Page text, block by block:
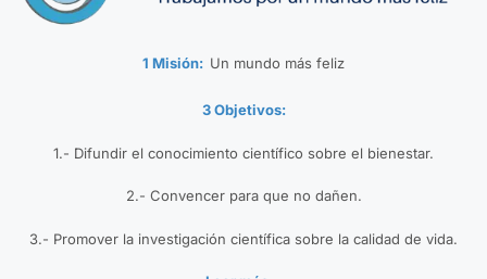
1 Misión: Un mundo más feliz
3 Objetivos:
1.- Difundir el conocimiento científico sobre el bienestar.
2.- Convencer para que no dañen.
3.- Promover la investigación científica sobre la calidad de vida.